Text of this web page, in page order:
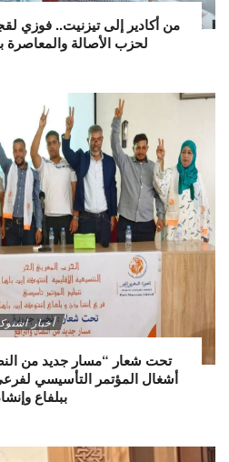
من أكادير إلى تيزنيت.. فوزي
لحزب الأصالة
أخبار
تحت شعار “مسار جديد من
أشغال المؤتمر التأسيسي
ببلفاع